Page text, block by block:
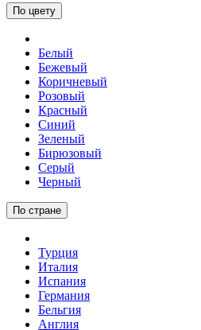
По цвету
Белый
Бежевый
Коричневый
Розовый
Красный
Синий
Зеленый
Бирюзовый
Серый
Черный
По стране
Турция
Италия
Испания
Германия
Бельгия
Англия